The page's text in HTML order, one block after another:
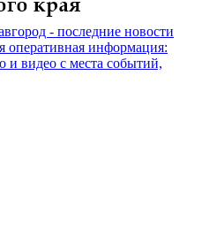
- последние новости
оперативная информация:
и видео с места событий,